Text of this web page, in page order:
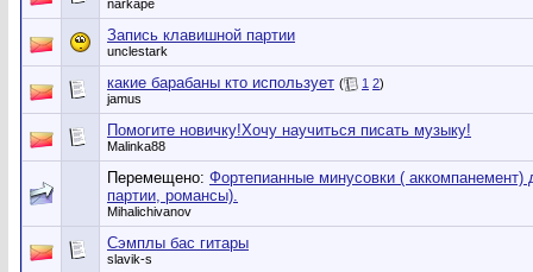
narkape
Запись клавишной партии
unclestark
какие барабаны кто использует ( 1 2)
jamus
Помогите новичку!Хочу научиться писать музыку!
Malinka88
Перемещено: Фортепианные минусовки ( аккомпанемент)
партии, романсы).
Mihalichivanov
Сэмплы бас гитары
slavik-s